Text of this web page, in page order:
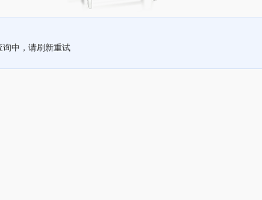
询中，请刷新重试